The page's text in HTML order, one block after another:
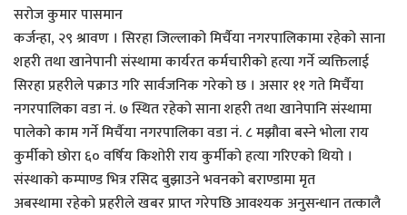
सरोज कुमार पासमान
कर्जन्हा, २९ श्रावण । सिरहा जिल्लाको मिर्चैया नगरपालिकामा रहेको साना
शहरी तथा खानेपानी संस्थामा कार्यरत कर्मचारीको हत्या गर्ने व्यक्तिलाई
सिरहा प्रहरीले पक्राउ गरि सार्वजनिक गरेको छ । असार ११ गते मिर्चैया
नगरपालिका वडा नं. ७ स्थित रहेको साना शहरी तथा खानेपानि संस्थामा
पालेको काम गर्ने मिर्चैया नगरपालिका वडा नं. ८ मझौवा बस्ने भोला राय
कुर्मीको छोरा ६० वर्षिय किशोरी राय कुर्मीको हत्या गरिएको थियो ।
संस्थाको कम्पाण्ड भित्र रसिद बुझाउने भवनको बराण्डामा मृत
अबस्थामा रहेको प्रहरीले खबर प्राप्त गरेपछि आवश्यक अनुसन्धान तत्कालै